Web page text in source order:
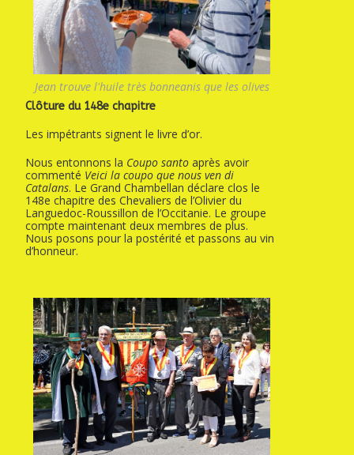
Jean trouve l'huile très bonneanis que les olives
Clôture du 148e chapitre
Les impétrants signent le livre d’or.
Nous entonnons la Coupo santo après avoir
commenté Veici la coupo que nous ven di
Catalans. Le Grand Chambellan déclare clos le
148e chapitre des Chevaliers de l’Olivier du
Languedoc-Roussillon de l’Occitanie. Le groupe
compte maintenant deux membres de plus.
Nous posons pour la postérité et passons au vin
d’honneur.